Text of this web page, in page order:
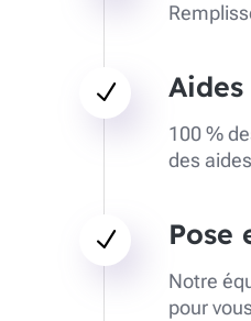
N
100 %
des
N Pose
Notre
pour